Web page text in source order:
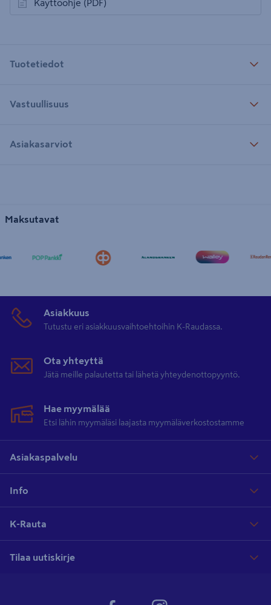
Käyttöohje (PDF)
avautuu uuteen välilehteen
Tuotetiedot
Vastuullisuus
Asiakasarviot
Maksutavat
Asiakkuus
Tutustu eri asiakkuusvaihtoehtoihin K-Raudassa.
Ota yhteyttä
Jätä meille palautetta tai lähetä yhteydenottopyyntö.
Hae myymälää
Etsi lähin myymäläsi laajasta myymäläverkostostamme
Asiakaspalvelu
Info
K-Rauta
Tilaa uutiskirje